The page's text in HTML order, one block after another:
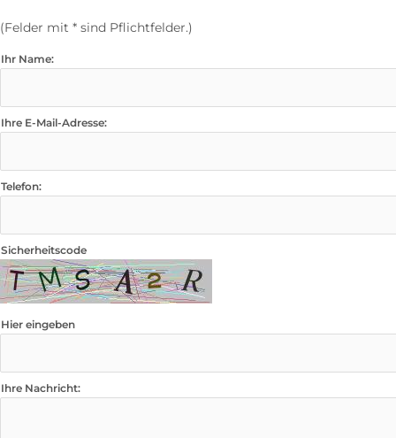
(Felder mit * sind Pflichtfelder.)
Ihr Name:
Ihre E-Mail-Adresse:
Telefon:
Sicherheitscode
Hier eingeben
Ihre Nachricht: